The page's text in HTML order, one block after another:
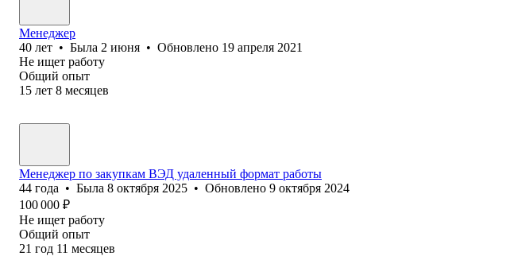
Менеджер
40 лет • Была 2 июня • Обновлено 19 апреля 2021
Не ищет работу
Общий опыт
15 лет 8 месяцев
Менеджер по закупкам ВЭД удаленный формат работы
44 года • Была 8 октября 2025 • Обновлено 9 октября 2024
100 000 ₽
Не ищет работу
Общий опыт
21 год 11 месяцев